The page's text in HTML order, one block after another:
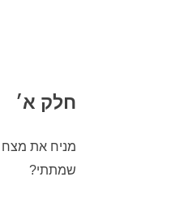
חלק א׳
מניח את מצח
שמתתי?